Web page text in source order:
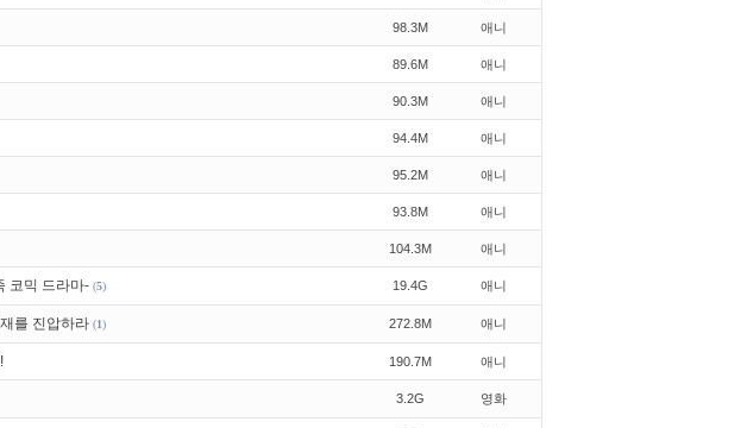
98.3M 애니
89.6M 애니
90.3M 애니
94.4M 애니
95.2M 애니
93.8M 애니
104.3M 애니
코믹 드라마- (5) 19.4G 애니
를 진압하라 (1) 272.8M 애니
190.7M 애니
3.2G 영화